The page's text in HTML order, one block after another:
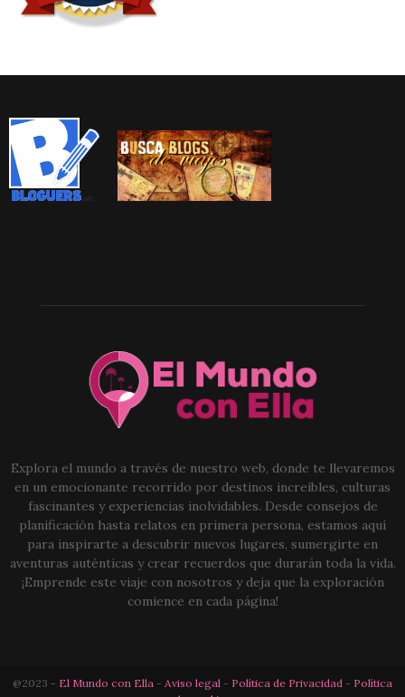
Explora el mundo a través de nuestro web, donde te llevaremos
en un emocionante recorrido por destinos increíbles, culturas
fascinantes y experiencias inolvidables. Desde consejos de
planificación hasta relatos en primera persona, estamos aquí
para inspirarte a descubrir nuevos lugares, sumergirte en
aventuras auténticas y crear recuerdos que durarán toda la vida.
¡Emprende este viaje con nosotros y deja que la exploración
comience en cada página!
@2023 - El Mundo con Ella - Aviso legal - Política de Privacidad - Política